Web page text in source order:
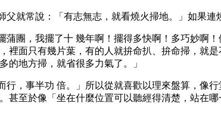
就常說：「有志無志，就看燒火掃地。」如果
蒲團，我擺了十 幾年啊！擺得多快啊！多巧妙啊
裡面只有幾片葉，有的人就拚命扒、拚命掃，就
的地方掃，就省很多力氣了。」
，事半功 倍。」所以從就喜歡以理來盤算，像
至於像「坐在什麼位置可以聽經得清楚，站在